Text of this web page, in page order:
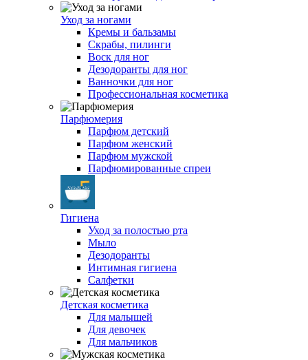
Уход за ногами
Кремы и бальзамы
Скрабы, пилинги
Воск для ног
Дезодоранты для ног
Ванночки для ног
Профессиональная косметика
Парфюмерия
Парфюм детский
Парфюм женский
Парфюм мужской
Парфюмированные спреи
Гигиена
Уход за полостью рта
Мыло
Дезодоранты
Интимная гигиена
Салфетки
Детская косметика
Для малышей
Для девочек
Для мальчиков